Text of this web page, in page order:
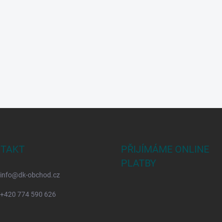
info@dk-obchod.cz
+420 774 590 626
PŘIJÍMÁME ONLINE
PLATBY